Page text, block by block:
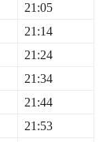
21:05
21:14
21:24
21:34
21:44
21:53